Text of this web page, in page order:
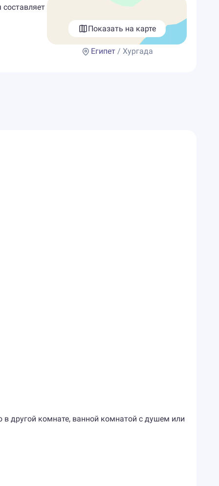
Показать на карте
Египет / Хургада
другой комнате, ванной комнатой с душем или